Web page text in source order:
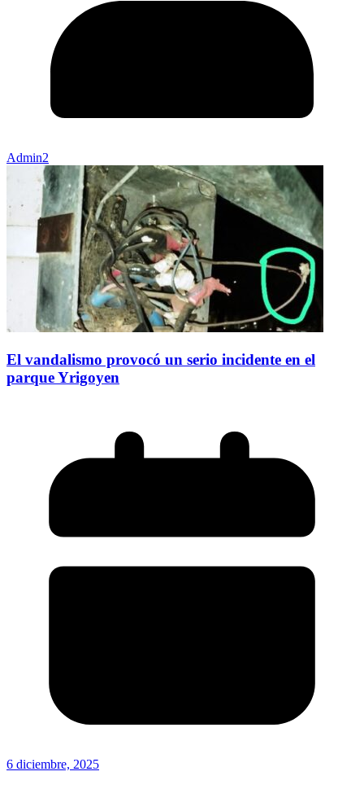
Admin2
El vandalismo provocó un serio incidente en el
parque Yrigoyen
6 diciembre, 2025